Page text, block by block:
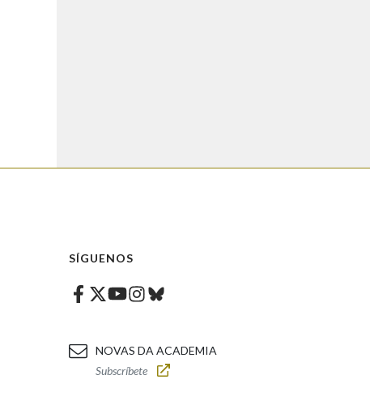
SÍGUENOS
Facebook
Twitter
Youtube
Instagram
Bluesky
NOVAS DA ACADEMIA
Subscríbete